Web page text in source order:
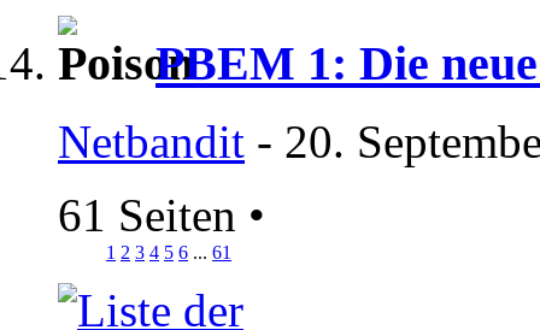
PBEM 1: Die
Netbandit - 20.
61 Seiten •
1 2 3 4 5 6 ... 61